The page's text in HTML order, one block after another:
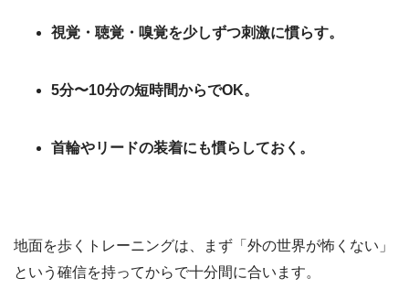
視覚・聴覚・嗅覚を少しずつ刺激に慣らす。
5分〜10分の短時間からでOK。
首輪やリードの装着にも慣らしておく。
地面を歩くトレーニングは、まず「外の世界が怖くない」
という確信を持ってからで十分間に合います。